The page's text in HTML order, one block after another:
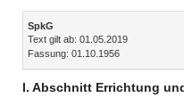
Inhalt
SpkG
Text gilt ab: 01.05.2019
Fassung: 01.10.1956
I. Abschnitt Errichtung